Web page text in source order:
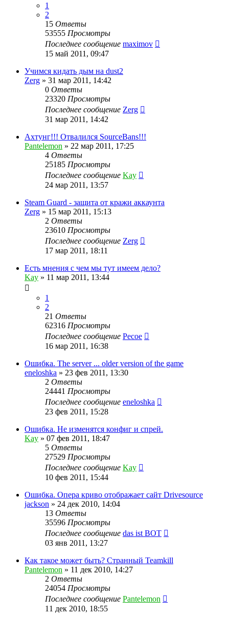
1
2
15 Ответы
53555 Просмотры
Последнее сообщение maximov
15 май 2011, 09:47
Учимся кидать дым на dust2
Zerg » 31 мар 2011, 14:42
0 Ответы
23320 Просмотры
Последнее сообщение Zerg
31 мар 2011, 14:42
Ахтунг!!! Отвалился SourceBans!!!
Pantelemon » 22 мар 2011, 17:25
4 Ответы
25185 Просмотры
Последнее сообщение Kay
24 мар 2011, 13:57
Steam Guard - защита от кражи аккаунта
Zerg » 15 мар 2011, 15:13
2 Ответы
23610 Просмотры
Последнее сообщение Zerg
17 мар 2011, 18:11
Есть мнения с чем мы тут имеем дело?
Kay » 11 мар 2011, 13:44
1
2
21 Ответы
62316 Просмотры
Последнее сообщение Pecoe
16 мар 2011, 16:38
Ошибка. The server ... older version of the game
eneloshka » 23 фев 2011, 13:30
2 Ответы
24441 Просмотры
Последнее сообщение eneloshka
23 фев 2011, 15:28
Ошибка. Не изменятся конфиг и спрей.
Kay » 07 фев 2011, 18:47
5 Ответы
27529 Просмотры
Последнее сообщение Kay
10 фев 2011, 15:44
Ошибка. Опера криво отображает сайт Drivesource
jackson » 24 дек 2010, 14:04
13 Ответы
35596 Просмотры
Последнее сообщение das ist BOT
03 янв 2011, 13:27
Как такое может быть? Странный Teamkill
Pantelemon » 11 дек 2010, 14:27
2 Ответы
24054 Просмотры
Последнее сообщение Pantelemon
11 дек 2010, 18:55